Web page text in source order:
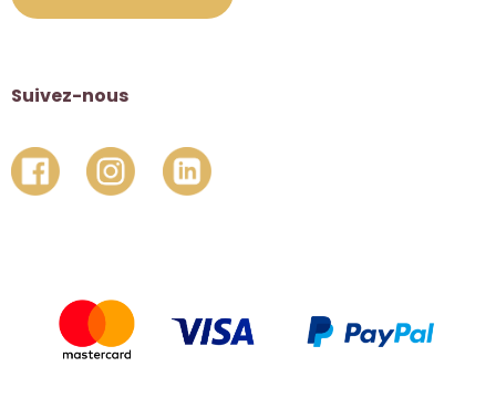
Suivez-nous